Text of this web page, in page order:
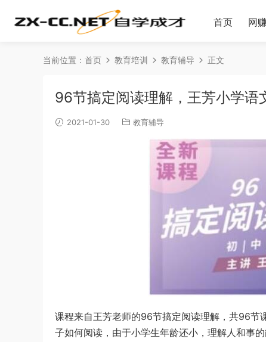
首页 网
当前位置： 首页 教育培训 教育辅导 正文
96节搞定阅读理解，王芳小学
2021-01-30 教育辅导
课程来自王芳老师的96节搞定阅读理解，共96节
子如何阅读，由于小学生年龄还小，理解人和事